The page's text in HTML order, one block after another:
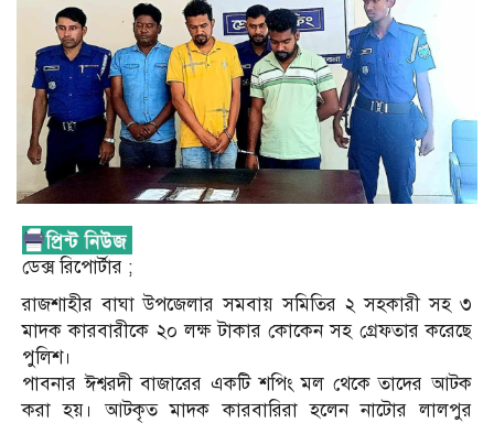
ডেক্স রি‌পোর্টার ;
রাজশাহীর বাঘা উপজেলার সমবায় সমিতির ২ সহকারী সহ ৩
মাদক কারবারীকে ২০ লক্ষ টাকার কোকেন সহ গ্রেফতার করেছে
পুলিশ।
পাবনার ঈশ্বরদী বাজারের একটি শপিং মল থেকে তাদের আটক
করা হয়। আটকৃত মাদক কারবারিরা হলেন নাটোর লালপুর